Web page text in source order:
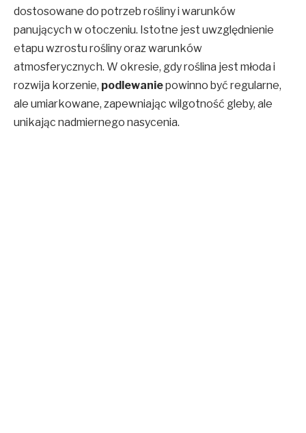
dostosowane do potrzeb rośliny i warunków
panujących w otoczeniu. Istotne jest uwzględnienie
etapu wzrostu rośliny oraz warunków
atmosferycznych. W okresie, gdy roślina jest młoda i
rozwija korzenie, podlewaniepowinno być regularne,
ale umiarkowane, zapewniając wilgotność gleby, ale
unikając nadmiernego nasycenia.